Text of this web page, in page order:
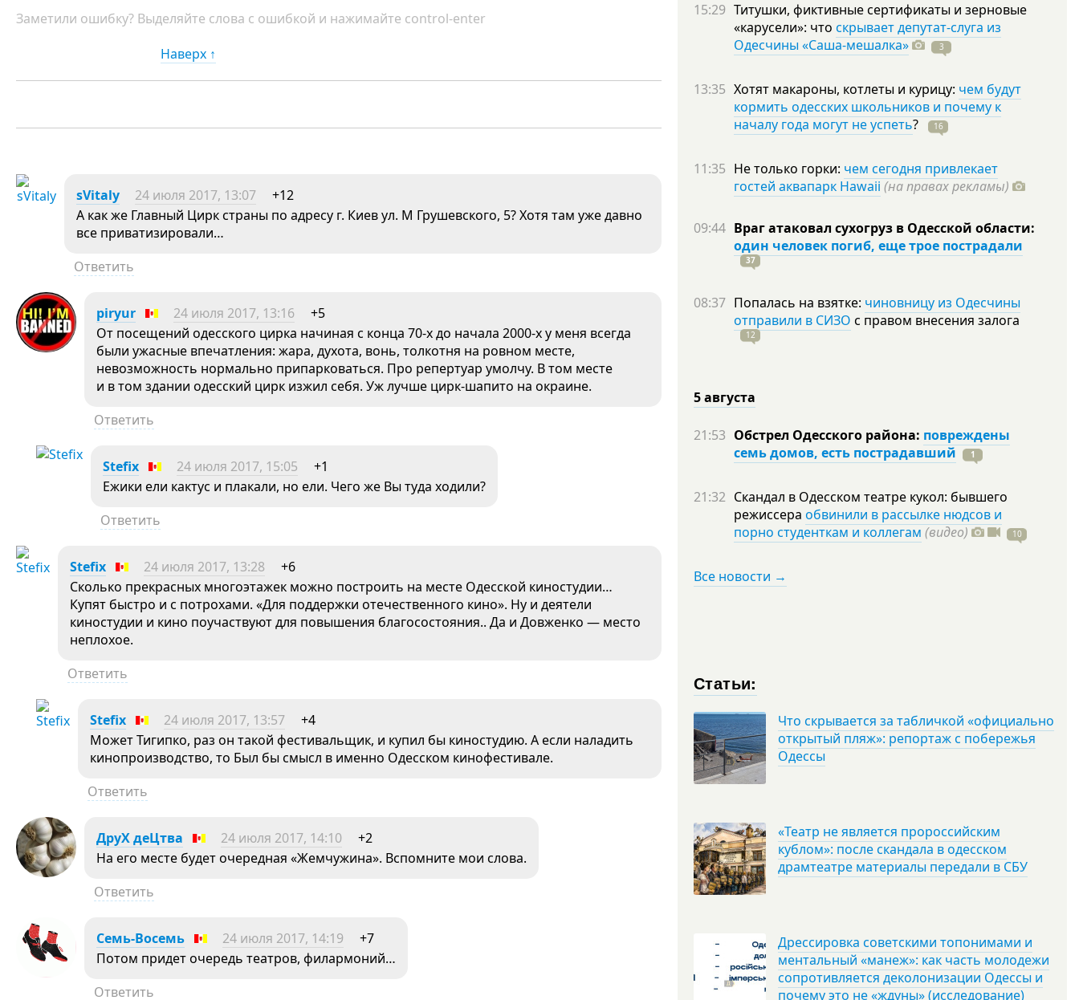
Заметили ошибку? Выделяйте слова с ошибкой и нажимайте control-enter
Наверх ↑
sVitaly 24 июля 2017, 13:07
+12
А как же Главный Цирк страны по адресу г. Киев ул. М Грушевского, 5? Хотя там уже давно
все приватизировали…
Ответить
piryur 24 июля 2017, 13:16
+5
От посещений одесского цирка начиная с конца 70-х до начала 2000-х у меня всегда
были ужасные впечатления: жара, духота, вонь, толкотня на ровном месте,
невозможность нормально припарковаться. Про репертуар умолчу. В том месте
и в том здании одесский цирк изжил себя. Уж лучше цирк-шапито на окраине.
Ответить
Stefix 24 июля 2017, 15:05
+1
Ежики ели кактус и плакали, но ели. Чего же Вы туда ходили?
Ответить
Stefix 24 июля 2017, 13:28
+6
Сколько прекрасных многоэтажек можно построить на месте Одесской киностудии…
Купят быстро и с потрохами. «Для поддержки отечественного кино». Ну и деятели
киностудии и кино поучаствуют для повышения благосостояния.. Да и Довженко — место
неплохое.
Ответить
Stefix 24 июля 2017, 13:57
+4
Может Тигипко, раз он такой фестивальщик, и купил бы киностудию. А если наладить
кинопроизводство, то Был бы смысл в именно Одесском кинофестивале.
Ответить
ДруХ деЦтва 24 июля 2017, 14:10
+2
На его месте будет очередная «Жемчужина». Вспомните мои слова.
Ответить
Семь-Восемь 24 июля 2017, 14:19
+7
Потом придет очередь театров, филармоний…
Ответить
15:29 Титушки, фиктивные сертификаты и зерновые
«карусели»: что скрывает депутат-слуга из
Одесчины «Саша-мешалка»
3
13:35 Хотят макароны, котлеты и курицу: чем будут
кормить одесских школьников и почему к
началу года могут не успеть? 16
11:35 Не только горки: чем сегодня привлекает
гостей аквапарк Hawaii (на правах рекламы)
09:44 Враг атаковал сухогруз в Одесской области:
один человек погиб, еще трое пострадали
37
08:37 Попалась на взятке: чиновницу из Одесчины
отправили в СИЗО с правом внесения залога
12
5 августа
21:53 Обстрел Одесского района: повреждены
семь домов, есть пострадавший
1
21:32 Скандал в Одесском театре кукол: бывшего
режиссера обвинили в рассылке нюдсов и
порно студенткам и коллегам (видео) 10
Все новости →
Статьи:
Что скрывается за табличкой «официально
открытый пляж»: репортаж с побережья
Одессы
«Театр не является пророссийским
кублом»: после скандала в одесском
драмтеатре материалы передали в СБУ
Дрессировка советскими топонимами и
ментальный «манеж»: как часть молодежи
сопротивляется деколонизации Одессы и
почему это не «ждуны» (исследование)